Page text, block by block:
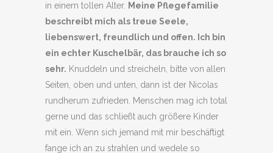
in einem tollen Alter. Meine Pflegefamilie
beschreibt mich als treue Seele,
liebenswert, freundlich und offen. Ich bin
ein echter Kuschelbär, das brauche ich so
sehr. Knuddeln und streicheln, bitte von allen
Seiten, oben und unten, dann ist der Nicolas
rundherum zufrieden. Menschen mag ich total
gerne und das schließt auch größere Kinder
mit ein. Wenn sich jemand mit mir beschäftigt
fange ich an zu strahlen und wedele so